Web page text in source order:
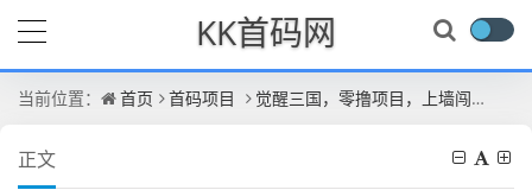
KK首码网
当前位置： 首页 首码项目 觉醒三国，零撸项目，上墙闯关，轻松获取
正文